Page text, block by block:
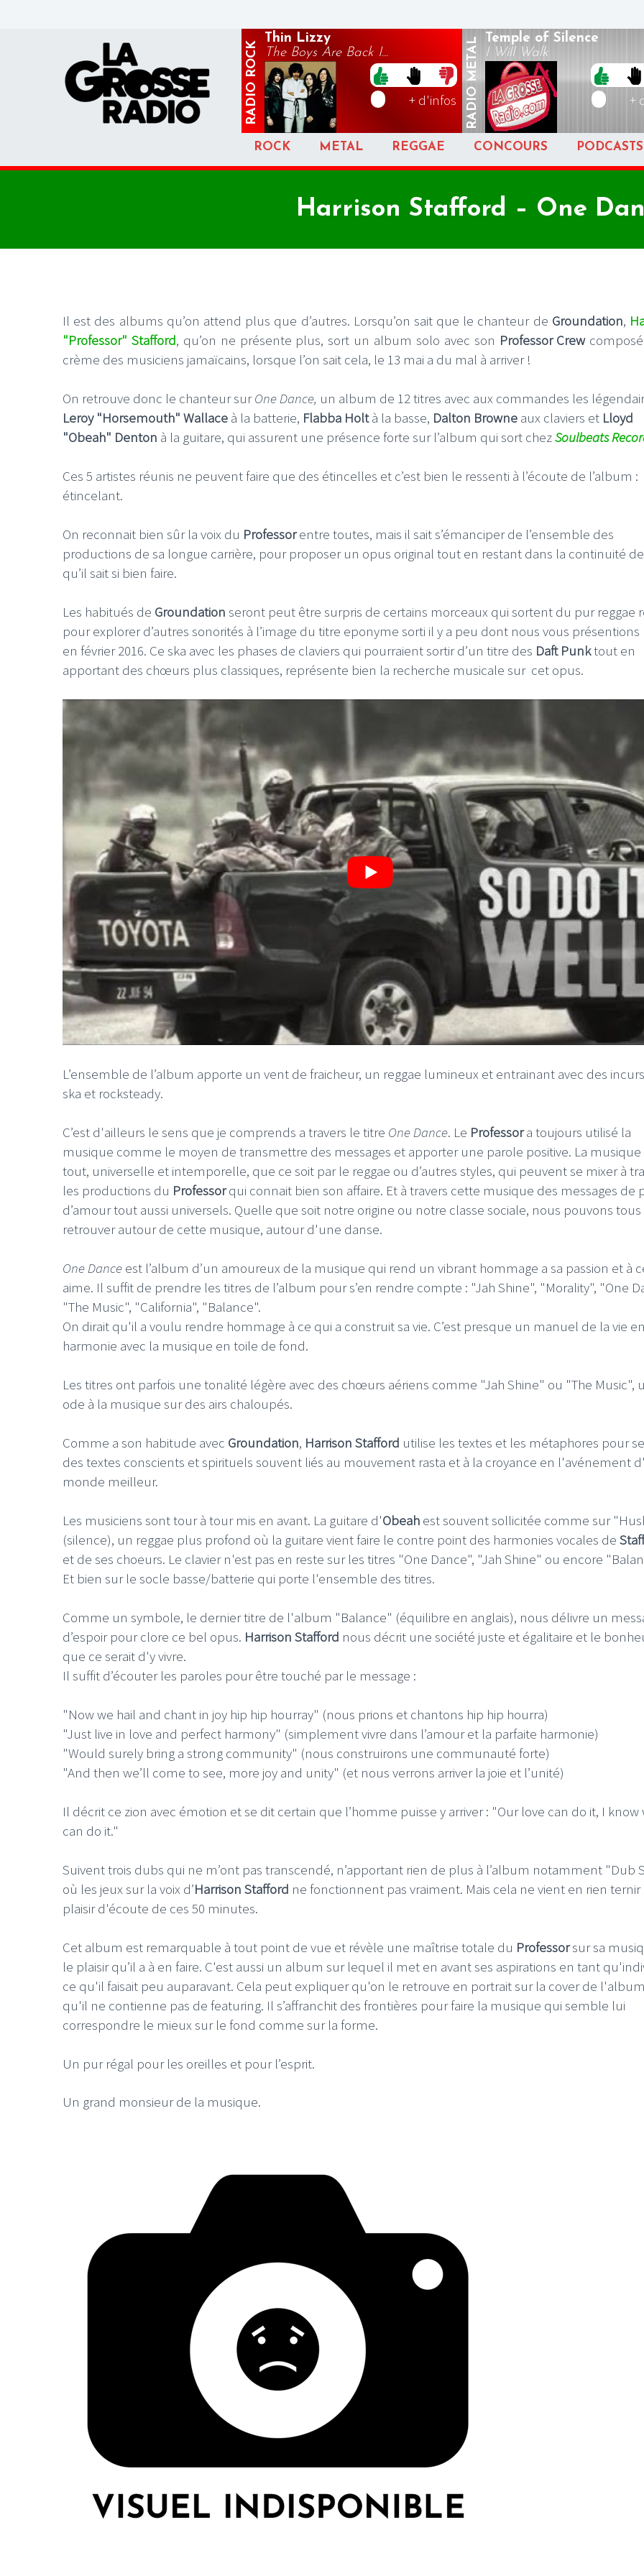
RADIO
ROCK
Thin Lizzy
The Boys Are Back I...
+ d'infos RADIO
METAL
Temple of Silence
I Will Walk
+
ROCK METAL REGGAE CONCOURS PODCASTS
Harrison Stafford – One
Il est des albums qu’on attend plus que d’autres. Lorsqu’on sait que le chanteur de Groundation,
"Professor" Stafford, qu’on ne présente plus, sort un album solo avec son Professor Crew
crème des musiciens jamaïcains, lorsque l’on sait cela, le 13 mai a du mal à arriver !
On retrouve donc le chanteur surOne Dance, un album de 12 titres avec aux commandes les
Leroy "Horsemouth" Wallace à la batterie, Flabba Holtà la basse, Dalton Browne aux claviers et Lloyd
"Obeah" Denton à la guitare, qui assurent une présence forte sur l’album qui sort chezSoulbeats
Ces 5 artistes réunis ne peuvent faire que des étincelles et c’est bien le ressenti à l’écoute de l’album :
étincelant.
On reconnait bien sûr la voix du Professorentre toutes, mais il sait s’émanciper de l’ensemble des
productions de sa longue carrière, pour proposer un opus original tout en restant dans la continuité
qu’il sait si bien faire.
Les habitués de Groundation seront peut être surpris de certains morceaux qui sortent du pur reggae
pour explorer d’autres sonorités à l’image du titre eponyme sorti il y a peu dont nous vous présentions
en février 2016. Ce ska avec les phases de claviers qui pourraient sortir d’un titre des Daft Punktout en
apportant des chœurs plus classiques, représente bien la recherche musicale sur cet opus.
L’ensemble de l’album apporte un vent de fraicheur, un reggae lumineux et entrainant avec des
ska et rocksteady.
C’est d'ailleurs le sens que je comprends a travers le titre One Dance. Le Professora toujours utilisé la
musique comme le moyen de transmettre des messages et apporter une parole positive. La musique
tout, universelle et intemporelle, que ce soit par le reggae ou d’autres styles, qui peuvent se mixer à
les productions du Professorqui connait bien son affaire. Et à travers cette musique des messages de
d’amour tout aussi universels. Quelle que soit notre origine ou notre classe sociale, nous pouvons
retrouver autour de cette musique, autour d'une danse.
One Dance est l’album d’un amoureux de la musique qui rend un vibrant hommage a sa passion et à
aime. Il suffit de prendre les titres de l’album pour s’en rendre compte : "Jah Shine", "Morality", "One
"The Music", "California", "Balance".
On dirait qu'il a voulu rendre hommage à ce qui a construit sa vie. C’est presque un manuel de la vie en
harmonie avec la musique en toile de fond.
Les titres ont parfois une tonalité légère avec des chœurs aériens comme "Jah Shine" ou "The Music",
ode à la musique sur des airs chaloupés.
Comme a son habitude avec Groundation, Harrison Stafford utilise les textes et les métaphores pour
des textes conscients et spirituels souvent liés au mouvement rasta et à la croyance en l'avénement
monde meilleur.
Les musiciens sont tour à tour mis en avant. La guitare d'Obeah est souvent sollicitée comme sur
(silence), un reggae plus profond où la guitare vient faire le contre point des harmonies vocales de
et de ses choeurs. Le clavier n'est pas en reste sur les titres "One Dance", "Jah Shine" ou encore
Et bien sur le socle basse/batterie qui porte l'ensemble des titres.
Comme un symbole, le dernier titre de l'album "Balance" (équilibre en anglais), nous délivre un
d’espoir pour clore ce bel opus. Harrison Stafford nous décrit une société juste et égalitaire et le
que ce serait d'y vivre.
Il suffit d’écouter les paroles pour être touché par le message :
"Now we hail and chant in joy hip hip hourray" (nous prions et chantons hip hip hourra)
"Just live in love and perfect harmony" (simplement vivre dans l’amour et la parfaite harmonie)
"Would surely bring a strong community" (nous construirons une communauté forte)
"And then we’ll come to see, more joy and unity" (et nous verrons arriver la joie et l’unité)
Il décrit ce zion avec émotion et se dit certain que l’homme puisse y arriver : "Our love can do it, I know
can do it."
Suivent trois dubs qui ne m’ont pas transcendé, n’apportant rien de plus à l’album notamment "Dub
où les jeux sur la voix d’Harrison Stafford ne fonctionnent pas vraiment. Mais cela ne vient en rien ternir
plaisir d'écoute de ces 50 minutes.
Cet album est remarquable à tout point de vue et révèle une maîtrise totale du Professorsur sa
le plaisir qu’il a à en faire. C'est aussi un album sur lequel il met en avant ses aspirations en tant
ce qu'il faisait peu auparavant. Cela peut expliquer qu'on le retrouve en portrait sur la cover de
qu'il ne contienne pas de featuring. Il s’affranchit des frontières pour faire la musique qui semble lui
correspondre le mieux sur le fond comme sur la forme.
Un pur régal pour les oreilles et pour l’esprit.
Un grand monsieur de la musique.
LE GROS RIFFIFI
LE GROS RIFFIFI –
LE GROS RIFFIFI LE GROS RIFFIFI